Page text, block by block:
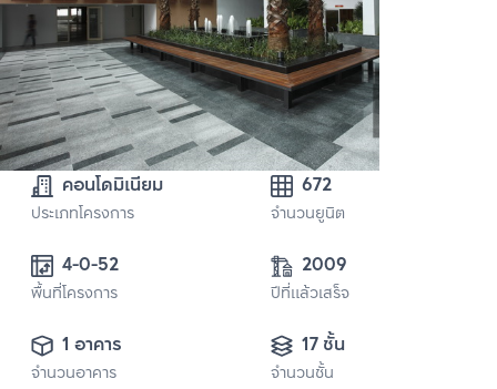
คอนโดมิเนียม
ประเภทโครงการ
672
จำนวนยูนิต
พื้นที่โครงการ
2009
ปีที่แล้วเสร็จ
1 อาคาร
จำนวนอาคาร
17 ชั้น
จำนวนชั้น